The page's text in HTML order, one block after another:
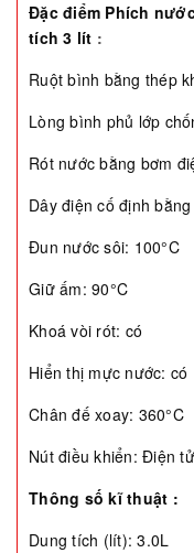
Đặc điểm Phích
tích 3 lít :
Ruột bình bằng thép
Lòng bình phủ lớp
Rót nước bằng bơm
Dây điện cố định
Đun nước sôi: 100°C
Giữ ấm: 90°C
Khoá vòi rót: có
Hiển thị mực nước: có
Chân đế xoay: 360°C
Nút điều khiển: Điện tử
Thông số kĩ thuật :
Dung tích (lít): 3.0L